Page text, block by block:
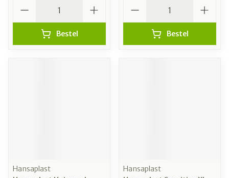
Bestel Bestel
Hansaplast
Hansaplast